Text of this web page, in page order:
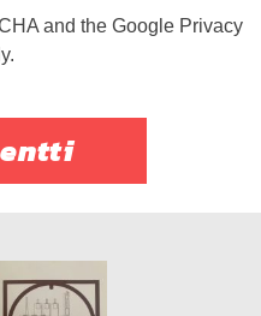
and the Google Privacy